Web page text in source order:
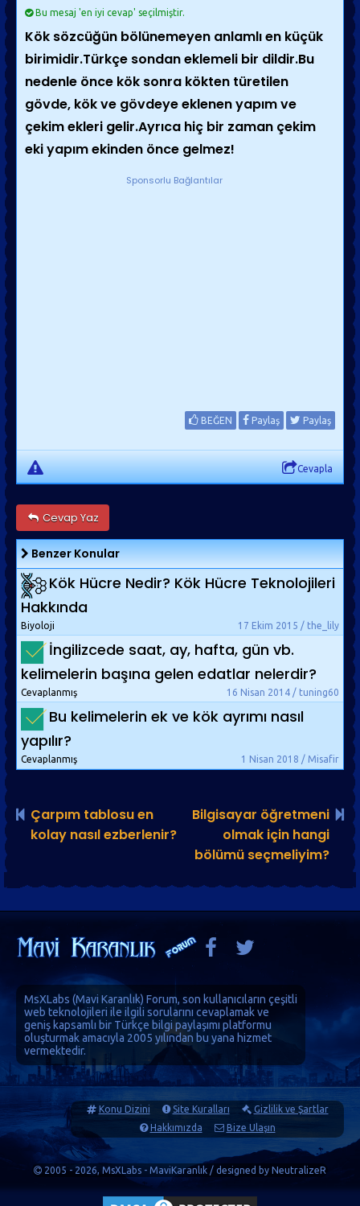
Bu mesaj 'en iyi cevap' seçilmiştir.
Kök sözcüğün bölünemeyen anlamlı en küçük
birimidir.Türkçe sondan eklemeli bir dildir.Bu
nedenle önce kök sonra kökten türetilen
gövde, kök ve gövdeye eklenen yapım ve
çekim ekleri gelir.Ayrıca hiç bir zaman çekim
eki yapım ekinden önce gelmez!
Sponsorlu Bağlantılar
BEĞEN Paylaş Paylaş
Cevapla
Cevap Yaz
Benzer Konular
Kök Hücre Nedir? Kök Hücre Teknolojileri
Hakkında
17 Ekim 2015 / the_lily
Biyoloji
İngilizcede saat, ay, hafta, gün vb.
kelimelerin başına gelen edatlar nelerdir?
16 Nisan 2014 / tuning60
Cevaplanmış
Bu kelimelerin ek ve kök ayrımı nasıl
yapılır?
1 Nisan 2018 / Misafir
Cevaplanmış
Çarpım tablosu en
kolay nasıl ezberlenir?
Bilgisayar öğretmeni
olmak için hangi
bölümü seçmeliyim?
MsXLabs (Mavi Karanlık) Forum, son kullanıcıların çeşitli
web teknolojileri ile ilgili sorularını cevaplamak ve
geniş kapsamlı bir Türkçe bilgi paylaşımı platformu
oluşturmak amacıyla 2005 yılından bu yana hizmet
vermektedir.
Konu Dizini Site Kuralları
Gizlilik ve Şartlar
Hakkımızda
Bize Ulaşın
2005 - 2026, MsXLabs - MaviKaranlık / designed by NeutralizeR